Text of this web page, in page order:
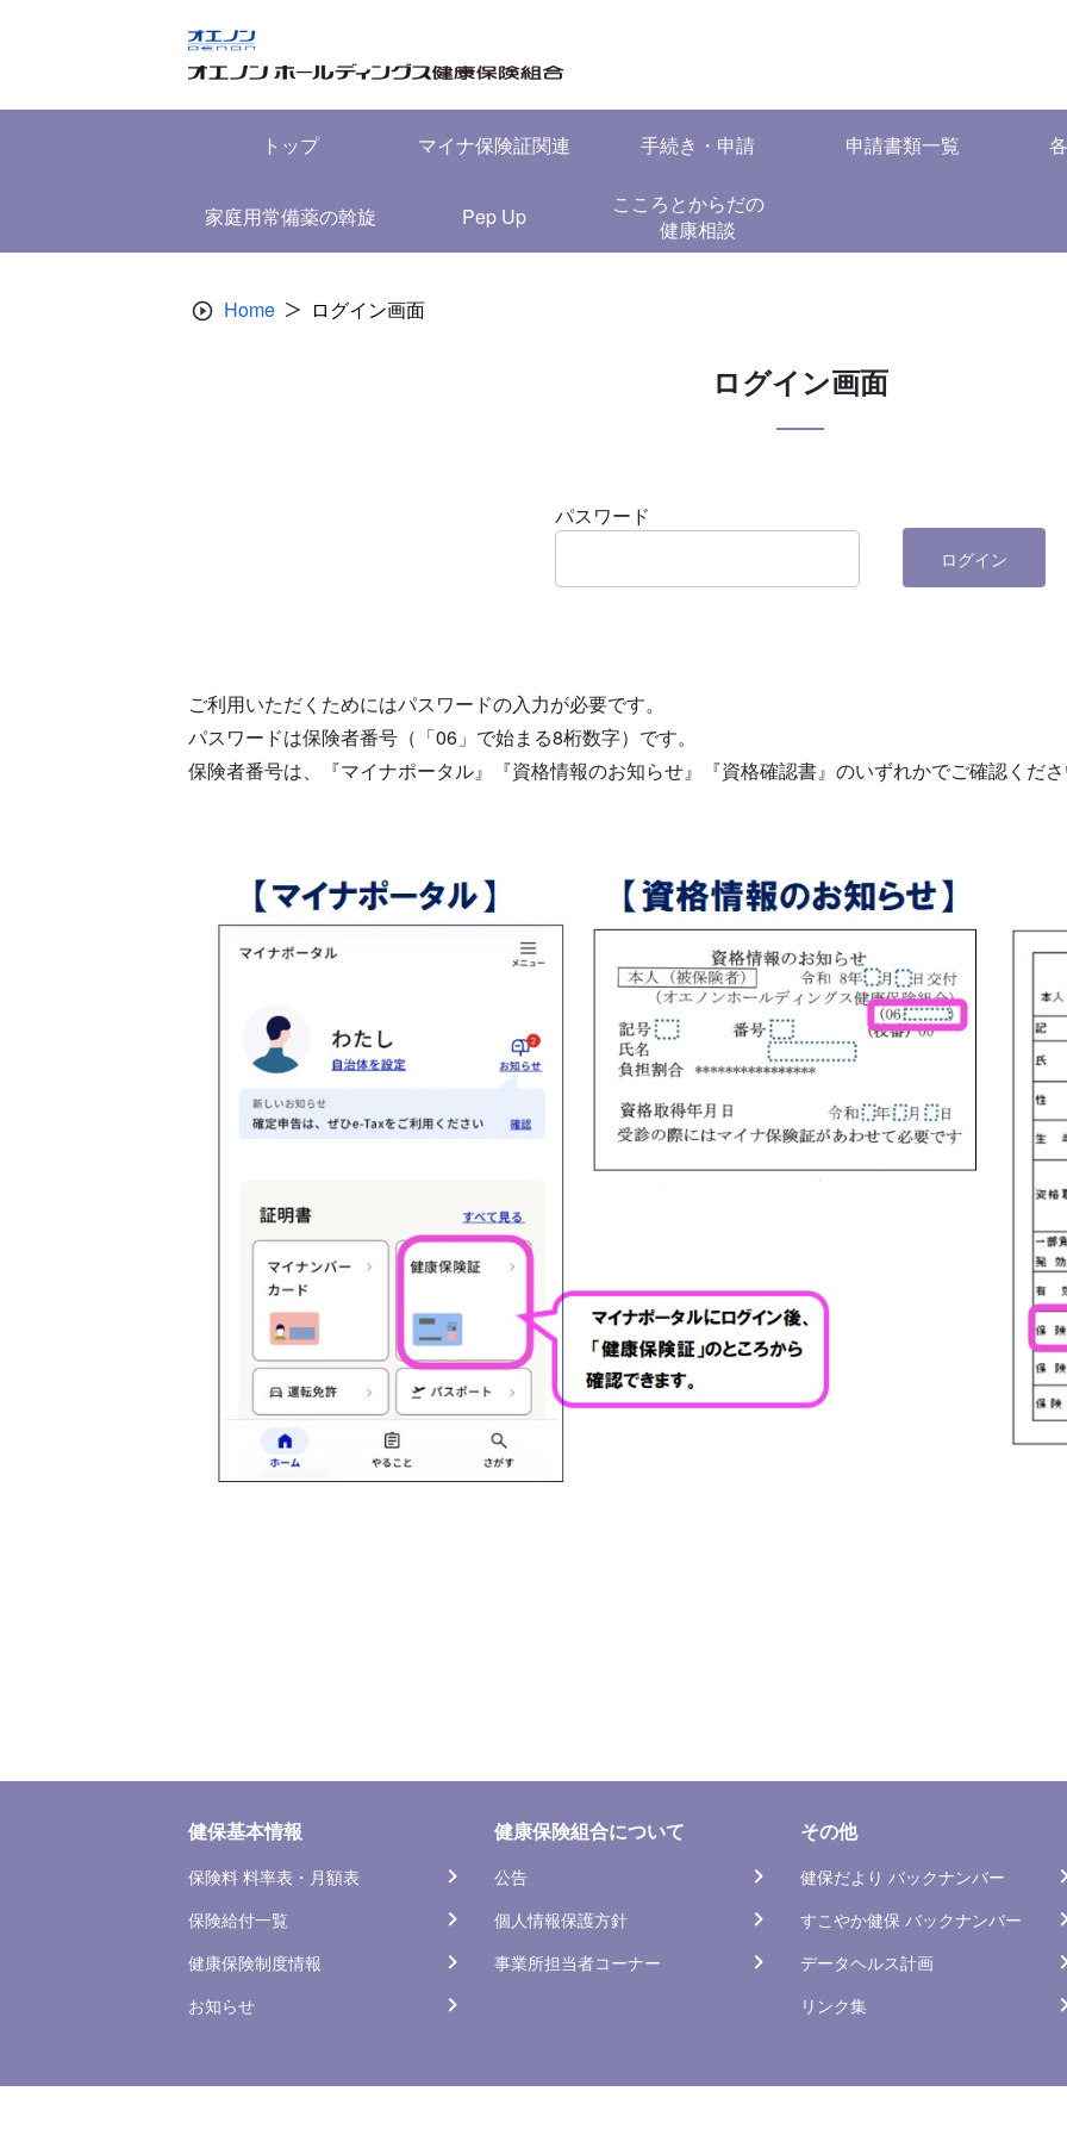
トップ マイナ保険証関連 手続き・申請 申請書類一覧
家庭用常備薬の斡旋 Pep Up
こころとからだの
健康相談
Home ログイン画面
ログイン画面
パスワード
ログイン
ご利用いただくためにはパスワードの入力が必要です。
パスワードは保険者番号（「06」で始まる8桁数字）です。
保険者番号は、『マイナポータル』『資格情報のお知らせ』『資格確認書』のいずれかでご確認くだ
健保基本情報
保険料 料率表・月額表
保険給付一覧
健康保険制度情報
お知らせ
健康保険組合について
公告
個人情報保護方針
事業所担当者コーナー
その他
健保だより バックナンバー
すこやか健保 バックナンバー
データヘルス計画
リンク集